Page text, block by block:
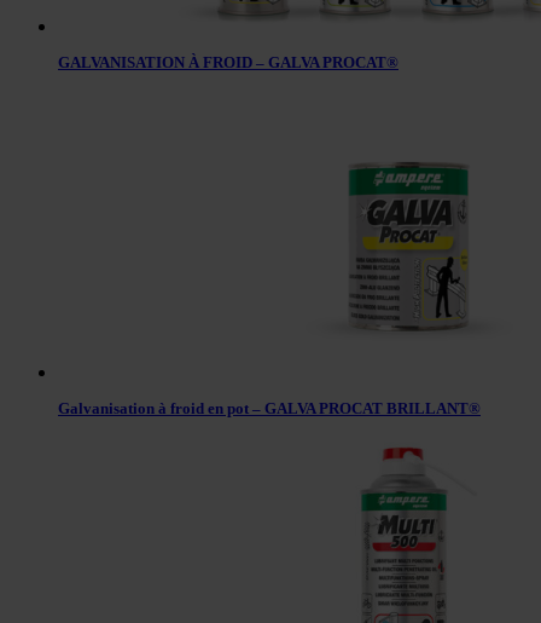
GALVANISATION À FROID – GALVA PROCAT®
Galvanisation à froid en pot – GALVA PROCAT BRILLANT®